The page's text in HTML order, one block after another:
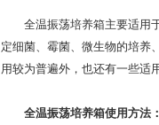
全温振荡培养箱主要适用于环境保
定细菌、霉菌、微生物的培养
用较为普遍外，也还有一些适
全温振荡培养箱使用方法